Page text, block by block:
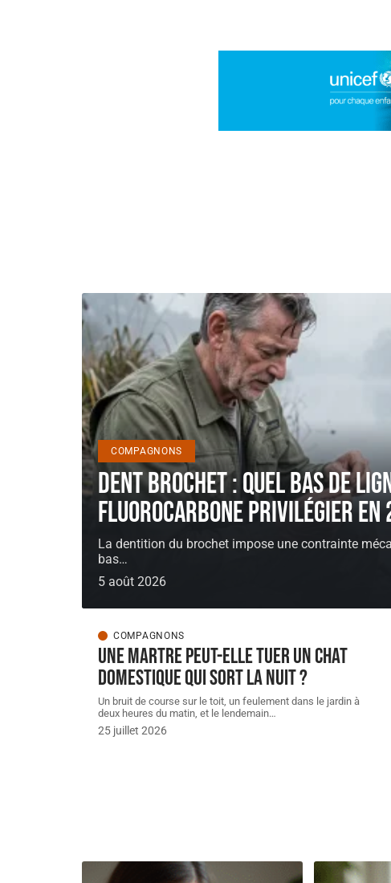
COMPAGNONS
Dent brochet : quel bas de
fluorocarbone privilégier en
La dentition du brochet impose une contrainte
bas…
5 août 2026
COMPAGNONS
Une martre peut-elle tuer un chat
domestique qui sort la nuit ?
Un bruit de course sur le toit, un feulement dans le jardin à
deux heures du matin, et le lendemain…
25 juillet 2026